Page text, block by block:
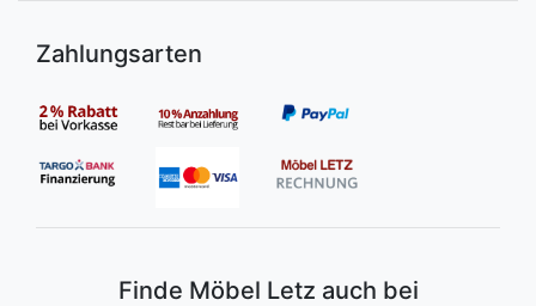
Zahlungsarten
Finde Möbel Letz auch bei